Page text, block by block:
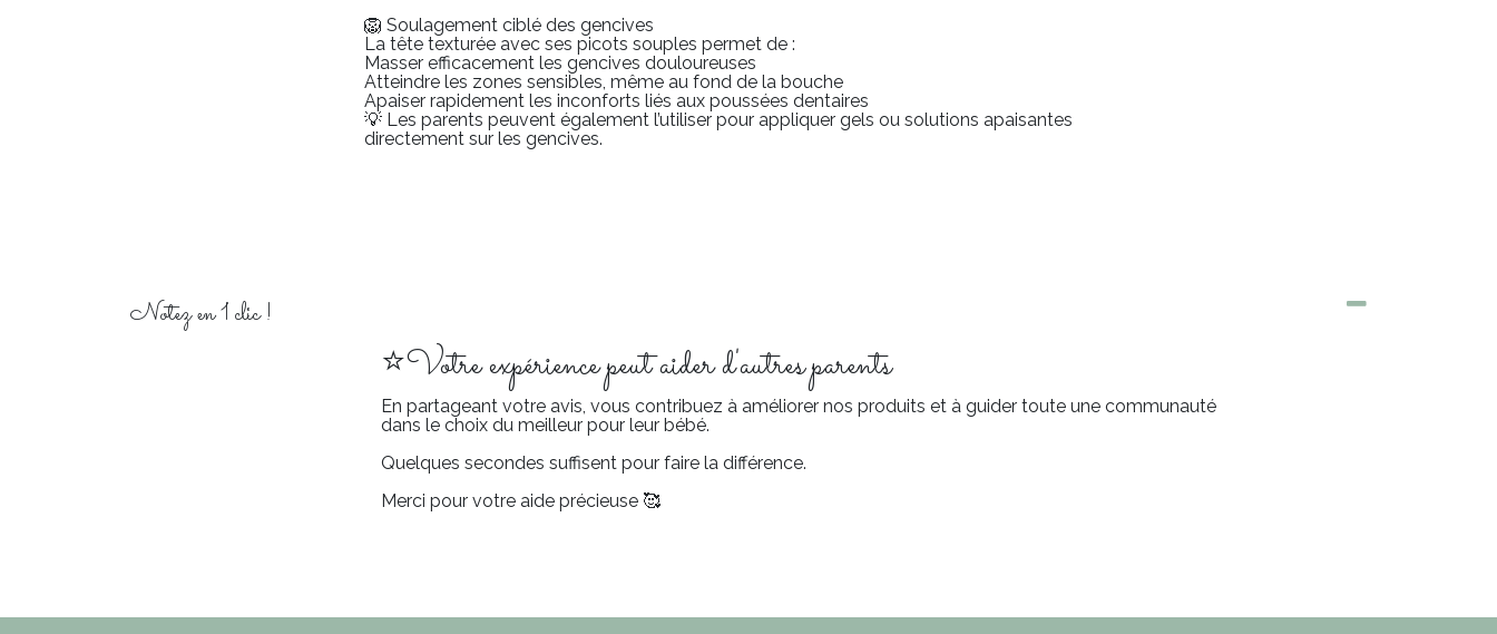
🦁 Soulagement ciblé des gencives
La tête texturée avec ses picots souples permet de :
Masser efficacement les gencives douloureuses
Atteindre les zones sensibles, même au fond de la bouche
Apaiser rapidement les inconforts liés aux poussées dentaires
💡 Les parents peuvent également l’utiliser pour appliquer gels ou solutions apaisantes
directement sur les gencives.
Notez en 1 clic !
⭐Votre expérience peut aider d'autres parents
En partageant votre avis, vous contribuez à améliorer nos produits et à guider toute une communauté
dans le choix du meilleur pour leur bébé.
Quelques secondes suffisent pour faire la différence.
Merci pour votre aide précieuse 🥰